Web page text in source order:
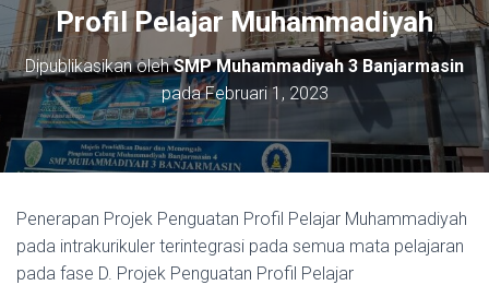
L
E
A
A
S
Profil Pelajar Muhammadiyah
Dipublikasikan olehSMP Muhammadiyah 3 Banjarmasin
padaFebruari 1, 2023
Penerapan Projek Penguatan Profil Pelajar Muhammadiyah
pada intrakurikuler terintegrasi pada semua mata pelajaran
pada fase D. Projek Penguatan Profil Pelajar